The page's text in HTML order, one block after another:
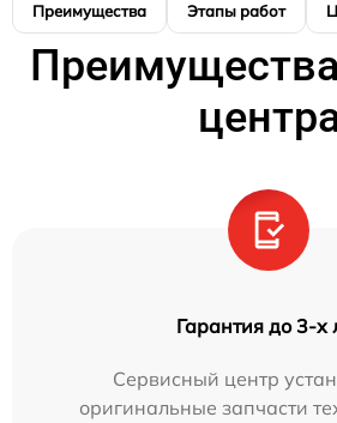
Преимущества Этапы работ
Гарантия до 3-х
Сервисный центр
оригинальные запчасти